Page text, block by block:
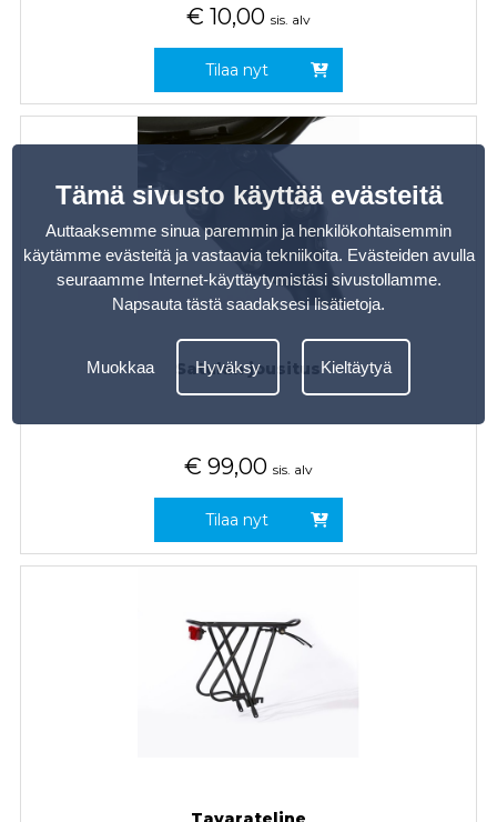
€ 10,00 sis. alv
Tilaa nyt
Satulan jousitus
€ 99,00 sis. alv
Tilaa nyt
Tämä sivusto käyttää evästeitä
Auttaaksemme sinua paremmin ja henkilökohtaisemmin
käytämme evästeitä ja vastaavia tekniikoita. Evästeiden avulla
seuraamme Internet-käyttäytymistäsi sivustollamme.
Napsauta tästä saadaksesi lisätietoja.
Muokkaa Hyväksy Kieltäytyä